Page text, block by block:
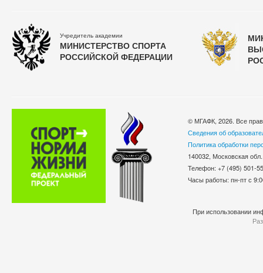
Учредитель академии
МИНИСТЕРСТВО СПОРТА
РОССИЙСКОЙ ФЕДЕРАЦИИ
© МГАФК, 2026. Все
Сведения об
Политика обработки
140032, Московская
Телефон: +7 (495)
Часы работы: пн-пт с
При использовании